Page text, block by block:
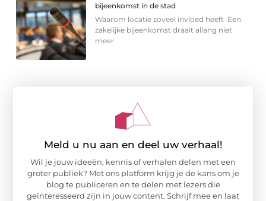
bijeenkomst in de stad
Waarom locatie zoveel invloed heeft Een
zakelijke bijeenkomst draait allang niet
meer
Meld u nu aan en deel uw verhaal!
Wil je jouw ideeën, kennis of verhalen delen met een
groter publiek? Met ons platform krijg je de kans om je
blog te publiceren en te delen met lezers die
geïnteresseerd zijn in jouw content. Schrijf mee en laat